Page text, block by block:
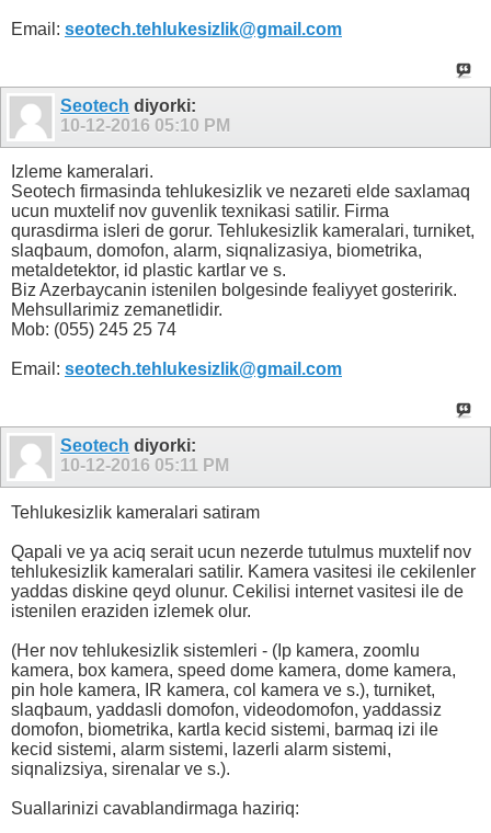
Email: seotech.tehlukesizlik@gmail.com
Seotech diyorki:
10-12-2016 05:10 PM
Izleme kameralari.
Seotech firmasinda tehlukesizlik ve nezareti elde saxlamaq
ucun muxtelif nov guvenlik texnikasi satilir. Firma
qurasdirma isleri de gorur. Tehlukesizlik kameralari, turniket,
slaqbaum, domofon, alarm, siqnalizasiya, biometrika,
metaldetektor, id plastic kartlar ve s.
Biz Azerbaycanin istenilen bolgesinde fealiyyet gosteririk.
Mehsullarimiz zemanetlidir.
Mob: (055) 245 25 74
Email: seotech.tehlukesizlik@gmail.com
Seotech diyorki:
10-12-2016 05:11 PM
Tehlukesizlik kameralari satiram
Qapali ve ya aciq serait ucun nezerde tutulmus muxtelif nov
tehlukesizlik kameralari satilir. Kamera vasitesi ile cekilenler
yaddas diskine qeyd olunur. Cekilisi internet vasitesi ile de
istenilen eraziden izlemek olur.
(Her nov tehlukesizlik sistemleri - (Ip kamera, zoomlu
kamera, box kamera, speed dome kamera, dome kamera,
pin hole kamera, IR kamera, col kamera ve s.), turniket,
slaqbaum, yaddasli domofon, videodomofon, yaddassiz
domofon, biometrika, kartla kecid sistemi, barmaq izi ile
kecid sistemi, alarm sistemi, lazerli alarm sistemi,
siqnalizsiya, sirenalar ve s.).
Suallarinizi cavablandirmaga haziriq: